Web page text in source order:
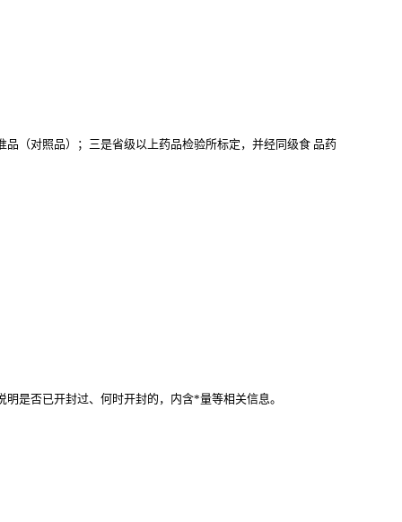
（对照品）；三是省级以上药品检验所标定，并经同级食 品药
是否已开封过、何时开封的，内含*量等相关信息。